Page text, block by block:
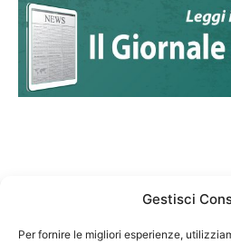
Gestisci
Per fornire le migliori esperienze,